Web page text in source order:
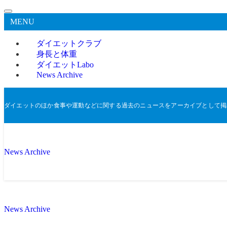
MENU
ダイエットクラブ
身長と体重
ダイエットLabo
News Archive
ダイエットのほか食事や運動などに関する過去のニュースをアーカイブとして
News Archive
News Archive